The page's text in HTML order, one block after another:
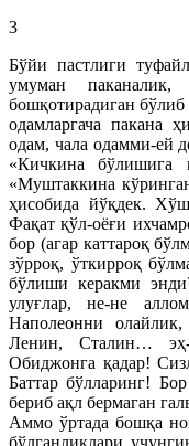
3
Бўйи пастлиги
умуман паканалик,
бошқотирадиган
одамларгача пакана
одам, чала одамми-ей
«Кичкина
«Муштаккина
ҳисобида йўқдек.
Фақат қўл-оёғи
бор (агар каттароқ
зўрроқ, ўткирроқ
бўлиши керакми
улуғлар, не-не
Наполеонни
Ленин, Сталин…
Обиджонга қадар!
Баттар бўлларинг!
бериб ақл бермаган
Аммо ўртада бошқа
бўлганликлари